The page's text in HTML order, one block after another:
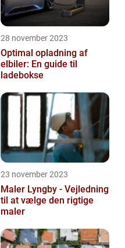
28 november 2023
Optimal opladning af
elbiler: En guide til
ladebokse
23 november 2023
Maler Lyngby - Vejledning
til at vælge den rigtige
maler